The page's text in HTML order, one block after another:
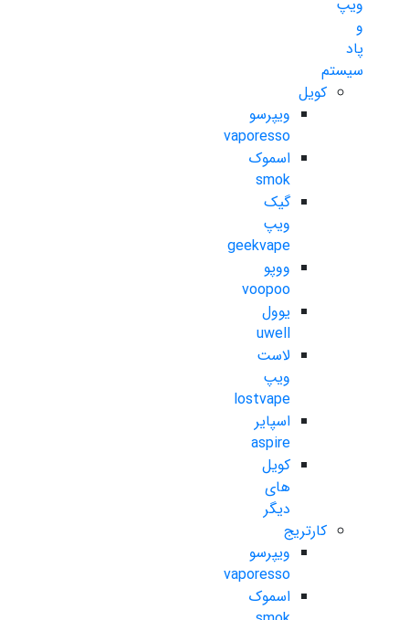
ویپ
و
پاد
سیستم
کویل
ویپرسو
vaporesso
اسموک
smok
گیک
ویپ
geekvape
ووپو
voopoo
یوول
uwell
لاست
ویپ
lostvape
اسپایر
aspire
کویل
های
دیگر
کارتریج
ویپرسو
vaporesso
اسموک